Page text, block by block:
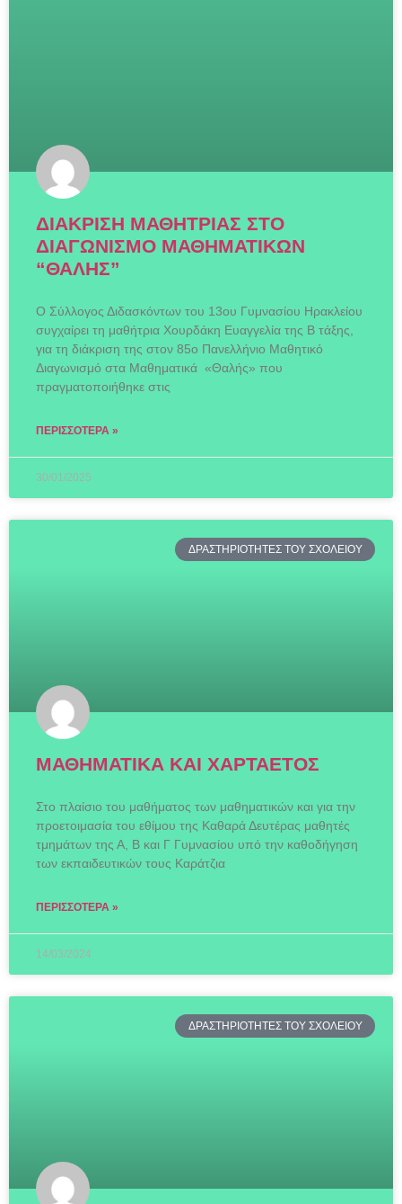
ΔΙΑΚΡΙΣΗ ΜΑΘΗΤΡΙΑΣ ΣΤΟ
ΔΙΑΓΩΝΙΣΜΟ ΜΑΘΗΜΑΤΙΚΩΝ
“ΘΑΛΗΣ”
Ο Σύλλογος Διδασκόντων του 13ου Γυμνασίου Ηρακλείου
συγχαίρει τη μαθήτρια Χουρδάκη Ευαγγελία της Β τάξης,
για τη διάκριση της στον 85ο Πανελλήνιο Μαθητικό
Διαγωνισμό στα Μαθηματικά «Θαλής» που
πραγματοποιήθηκε στις
ΠΕΡΙΣΣΌΤΕΡΑ »
30/01/2025
ΔΡΑΣΤΗΡΙΟΤΗΤΕΣ ΤΟΥ ΣΧΟΛΕΙΟΥ
ΜΑΘΗΜΑΤΙΚΑ ΚΑΙ ΧΑΡΤΑΕΤΟΣ
Στο πλαίσιο του μαθήματος των μαθηματικών και για την
προετοιμασία του εθίμου της Καθαρά Δευτέρας μαθητές
τμημάτων της Α, Β και Γ Γυμνασίου υπό την καθοδήγηση
των εκπαιδευτικών τους Καράτζια
ΠΕΡΙΣΣΌΤΕΡΑ »
14/03/2024
ΔΡΑΣΤΗΡΙΟΤΗΤΕΣ ΤΟΥ ΣΧΟΛΕΙΟΥ